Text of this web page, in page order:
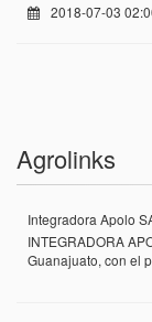
2018-07-03
Agrolinks
Integradora Apolo
INTEGRADORA
Guanajuato, con el